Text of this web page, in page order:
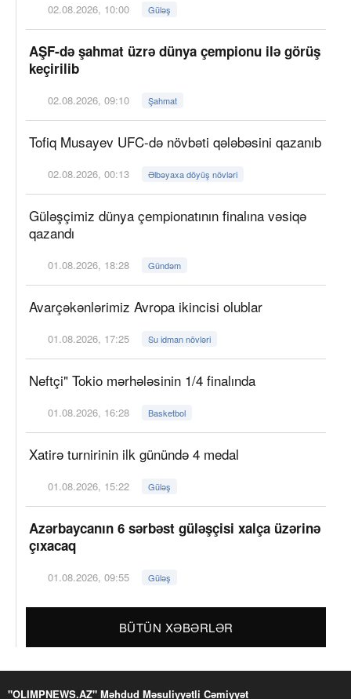
02.08.2026, 10:00 Güləş
AŞF-də şahmat üzrə dünya çempionu ilə görüş
keçirilib
02.08.2026, 09:10 Şahmat
Tofiq Musayev UFC-də növbəti qələbəsini qazanıb
02.08.2026, 00:13 Əlbəyaxa döyüş növləri
Güləşçimiz dünya çempionatının finalına vəsiqə
qazandı
01.08.2026, 18:28 Gündəm
Avarçəkənlərimiz Avropa ikincisi olublar
01.08.2026, 17:25 Su idman növləri
Neftçi" Tokio mərhələsinin 1/4 finalında
01.08.2026, 16:28 Basketbol
Xatirə turnirinin ilk günündə 4 medal
01.08.2026, 15:22 Güləş
Azərbaycanın 6 sərbəst güləşçisi xalça üzərinə
çıxacaq
01.08.2026, 09:55 Güləş
BÜTÜN XƏBƏRLƏR
"OLIMPNEWS.AZ" Məhdud Məsuliyyətli Cəmiyyət